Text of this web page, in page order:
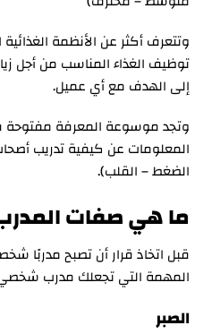
وتتعرف أكثر عن الأنظمة
توظيف الغذاء المناسب من أجل
إلى الهدف مع أي عميل.
وتجد موسوعة المعرفة
المعلومات عن كيفية تدريب
الضغط – القلب).
ما هي صفات
قبل اتخاذ قرار أن تصبح مدربًا
المهمة التي تجعلك مدرب
الصبر